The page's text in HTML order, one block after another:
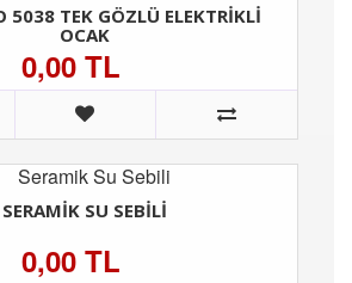
5038 TEK GÖZLÜ ELEKTRİKLİ
OCAK
0,00 TL
SERAMIK SU SEBILI
0,00 TL